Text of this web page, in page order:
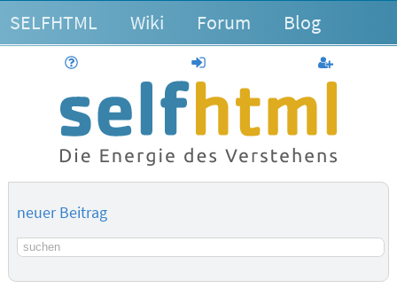
SELFHTML Wiki Forum Blog
anmelden
neuer Beitrag
Suchbegriff